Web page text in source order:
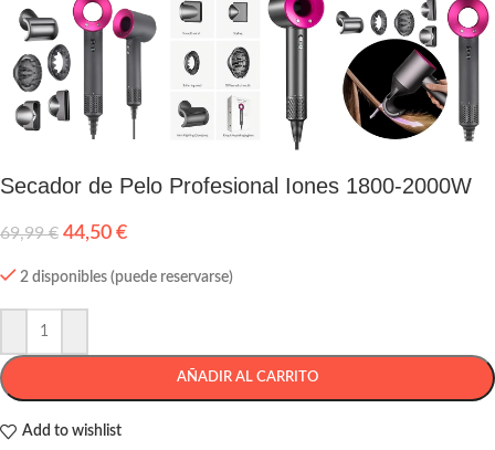
Secador de Pelo Profesional Iones 1800-2000W
69,99€ 44,50 €
2 disponibles (puede reservarse)
AÑADIR AL CARRITO
Add to wishlist